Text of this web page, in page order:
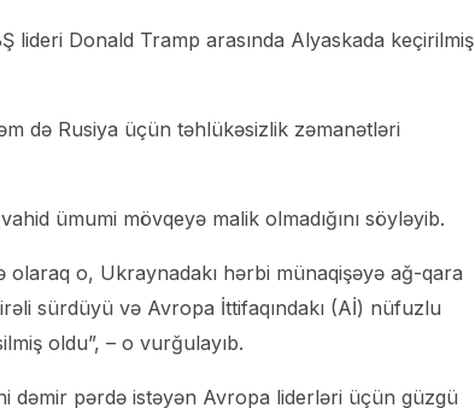
lideri Donald Tramp arasında Alyaskada keçirilmiş
də Rusiya üçün təhlükəsizlik zəmanətləri
ümumi mövqeyə malik olmadığını söyləyib.
o, Ukraynadakı hərbi münaqişəyə ağ-qara
sürdüyü və Avropa İttifaqındakı (Aİ) nüfuzlu
oldu”, – o vurğulayıb.
dəmir pərdə istəyən Avropa liderləri üçün güzgü